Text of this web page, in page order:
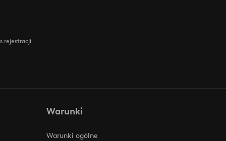
rejestracji
Warunki
Warunki ogólne